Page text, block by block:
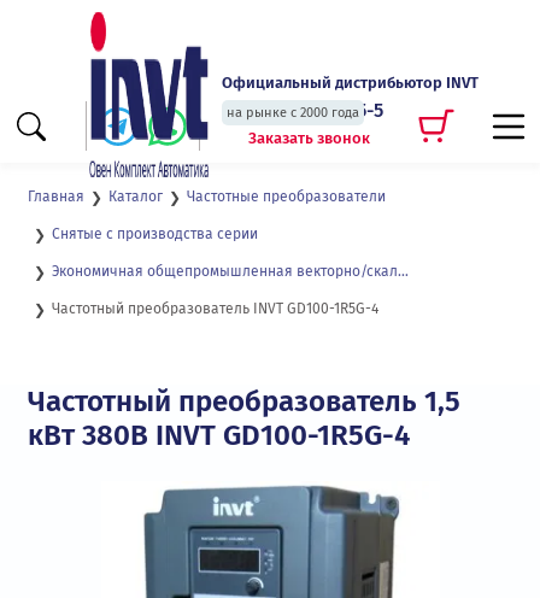
Официальный дистрибьютор INVT
на рынке с 2000 года
+7 (495) 135-135-5
Заказать звонок
Главная Каталог Частотные преобразователи
Снятые с производства серии
Экономичная общепромышленная векторно/скалярная серия до 15 кВт GD100
Частотный преобразователь INVT GD100-1R5G-4
Частотный преобразователь 1,5
кВт 380В INVT GD100-1R5G-4